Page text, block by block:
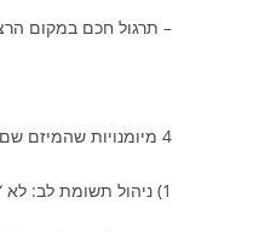
– תרגול חכם במקום
4 מיומנויות שהמיזם שם עליהן זרקור (כי הן משנות משחק)
1) ניהול תשומת לב: לא “ריכוז”, אלא חלוקת קשב חכמה